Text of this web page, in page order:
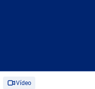
Vídeo